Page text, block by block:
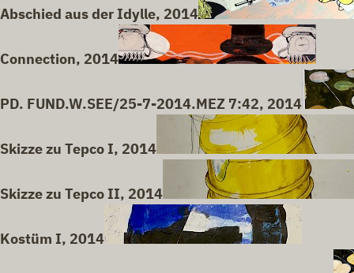
Abschied aus der Idylle, 2014
Connection, 2014
PD. FUND.W.SEE/25-7-2014.MEZ 7:42, 2014
Skizze zu Tepco I, 2014
Skizze zu Tepco II, 2014
Kostüm I, 2014